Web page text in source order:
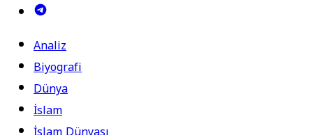
Analiz
Biyografi
Dünya
İslam